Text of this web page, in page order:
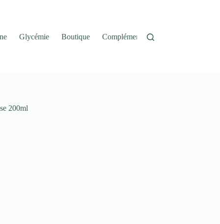
Glycémie Boutique Complément Alimentaire
200ml